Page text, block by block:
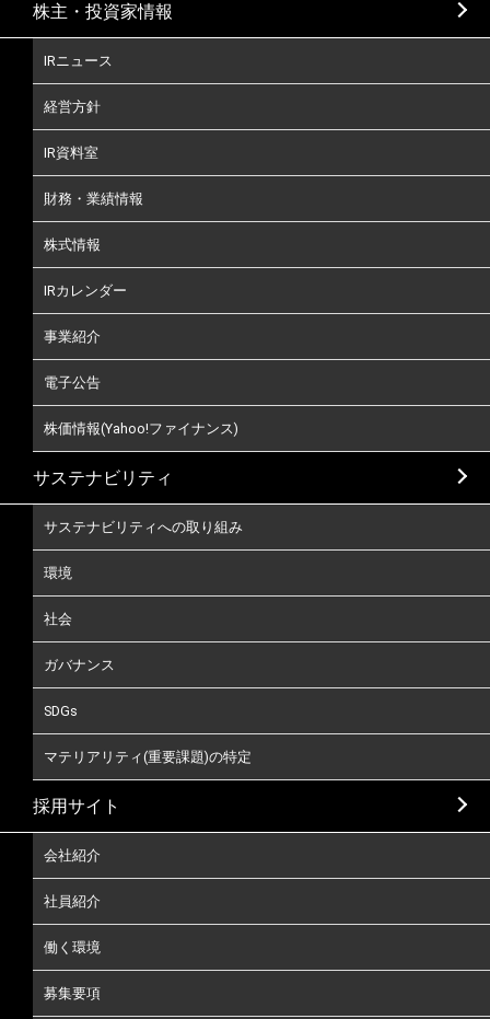
株主・投資家情報
IRニュース
経営方針
IR資料室
財務・業績情報
株式情報
IRカレンダー
事業紹介
電子公告
株価情報(Yahoo!ファイナンス)
サステナビリティ
サステナビリティへの取り組み
環境
社会
ガバナンス
SDGs
マテリアリティ(重要課題)の特定
採用サイト
会社紹介
社員紹介
働く環境
募集要項